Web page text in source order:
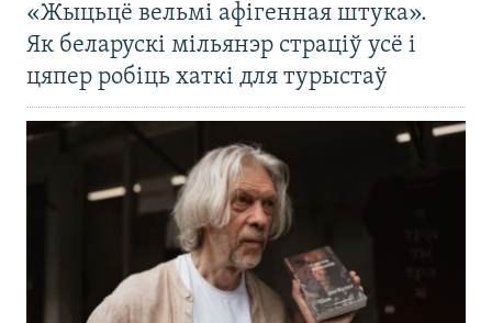
«Жыцьцё вельмі афігенная штука».
Як беларускі мільянэр страціў усё і
цяпер робіць хаткі для турыстаў